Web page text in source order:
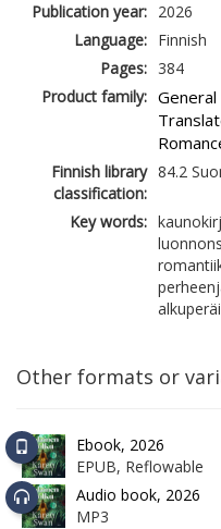
Publication year: 2026
Language: Finnish
Pages: 384
Product family:
Finnish library
classification:
84.2
Key words:
Other formats or
Ebook, 2026
EPUB, Reflowable
Audio book, 2026
MP3